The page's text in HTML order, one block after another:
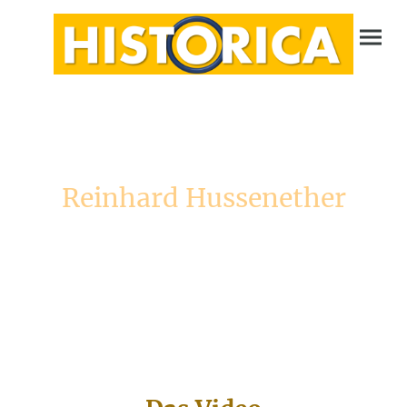
Reinhard Hussenether